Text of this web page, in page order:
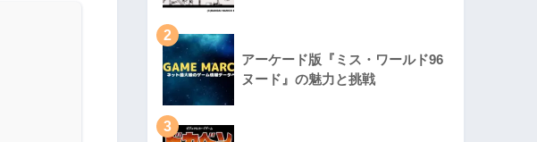
2
アーケード版『ミス・ワールド96
ヌード』の魅力と挑戦
3